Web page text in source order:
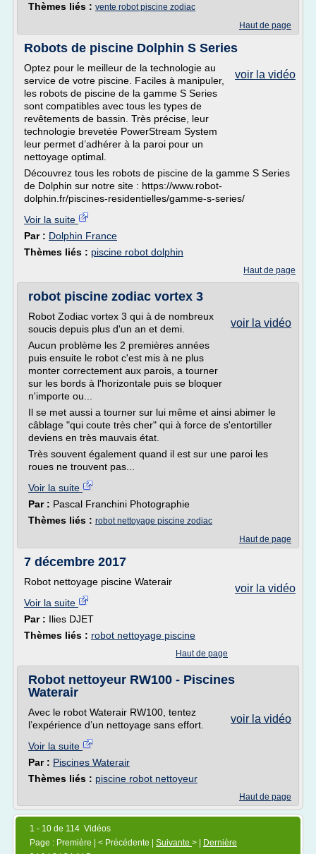
Thèmes liés : vente robot piscine zodiac
Haut de page
Robots de piscine Dolphin S Series
voir la vidéo
Optez pour le meilleur de la technologie au
service de votre piscine. Faciles à manipuler,
les robots de piscine de la gamme S Series
sont compatibles avec tous les types de
revêtements de bassin. Très précise, leur
technologie brevetée PowerStream System
leur permet d’adhérer à la paroi pour un
nettoyage optimal.
Découvrez tous les robots de piscine de la gamme S Series
de Dolphin sur notre site : https://www.robot-
dolphin.fr/piscines-residentielles/gamme-s-series/
Voir la suite
Par : Dolphin France
Thèmes liés : piscine robot dolphin
Haut de page
robot piscine zodiac vortex 3
voir la vidéo
Robot Zodiac vortex 3 qui à de nombreux
soucis depuis plus d'un an et demi.
Aucun problème les 2 premières années
puis ensuite le robot c'est mis à ne plus
monter correctement aux parois, a tourner
sur les bords à l'horizontale puis se bloquer
n'importe ou...
Il se met aussi a tourner sur lui même et ainsi abimer le
câblage "qui coute très cher" qui à force de s'entortiller
deviens en très mauvais état.
Très souvent également quand il est sur une paroi les
roues ne trouvent pas...
Voir la suite
Par : Pascal Franchini Photographie
Thèmes liés : robot nettoyage piscine zodiac
Haut de page
7 décembre 2017
voir la vidéo
Robot nettoyage piscine Waterair
Voir la suite
Par : Ilies DJET
Thèmes liés : robot nettoyage piscine
Haut de page
Robot nettoyeur RW100 - Piscines
Waterair
voir la vidéo
Avec le robot Waterair RW100, tentez
l’expérience d’un nettoyage sans effort.
Voir la suite
Par : Piscines Waterair
Thèmes liés : piscine robot nettoyeur
Haut de page
1 - 10 de 114 Vidéos
Page : Première | < Précédente | Suivante > |
Dernière